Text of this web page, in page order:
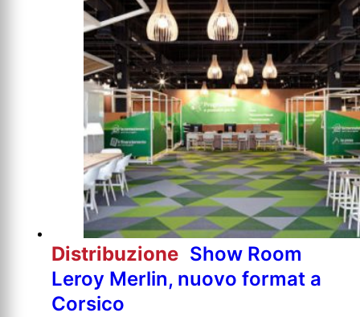
Distribuzione Show Room
Leroy Merlin, nuovo format a
Corsico